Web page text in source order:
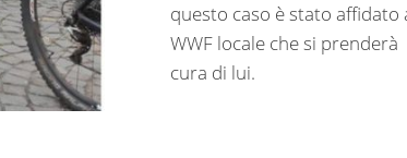
questo caso è stato affidato
WWF locale che si prenderà
cura di lui.